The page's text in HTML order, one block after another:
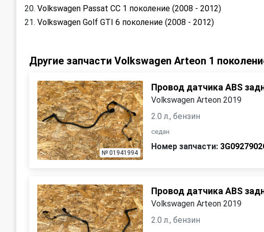
Volkswagen Passat CC 1 поколение (2008 - 2012)
Volkswagen Golf GTI 6 поколение (2008 - 2012)
Другие запчасти Volkswagen Arteon 1
№ 01941994
Провод датчика ABS
Volkswagen Arteon 2019
2.0 л., бензин
седан
Номер запчасти:
Провод датчика ABS
Volkswagen Arteon 2019
2.0 л., бензин